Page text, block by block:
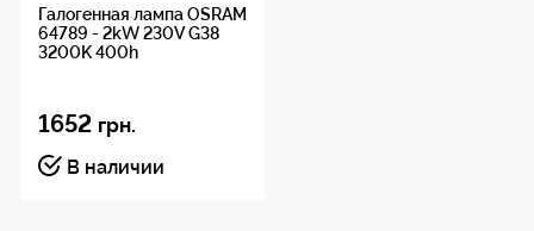
Галогенная лампа OSRAM
64789 - 2kW 230V G38
3200K 400h
1652 грн.
В наличии